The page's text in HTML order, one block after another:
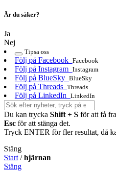
Är du säker?
Ja
Nej
Tipsa oss
Följ på Facebook Facebook
Följ på Instagram Instagram
Följ på BlueSky BlueSky
Följ på Threads Threads
Följ på LinkedIn LinkedIn
Du kan trycka Shift + S för att få
Esc för att stänga det.
Tryck ENTER för fler resultat, då
Stäng
Start /hjärnan
Stäng